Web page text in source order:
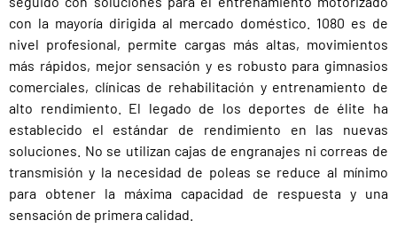
con la mayoría dirigida al mercado doméstico. 1080 es de
nivel profesional, permite cargas más altas, movimientos
más rápidos, mejor sensación y es robusto para gimnasios
comerciales, clínicas de rehabilitación y entrenamiento de
alto rendimiento. El legado de los deportes de élite ha
establecido el estándar de rendimiento en las nuevas
soluciones. No se utilizan cajas de engranajes ni correas de
transmisión y la necesidad de poleas se reduce al mínimo
para obtener la máxima capacidad de respuesta y una
sensación de primera calidad.